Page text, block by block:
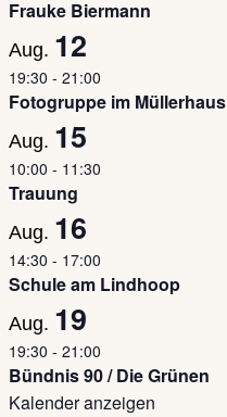
Frauke Biermann
Aug. 12
19:30 - 21:00
Fotogruppe im Müllerhaus
Aug. 15
10:00 - 11:30
Trauung
Aug. 16
14:30 - 17:00
Schule am Lindhoop
Aug. 19
19:30 - 21:00
Bündnis 90 / Die Grünen
Kalender anzeigen